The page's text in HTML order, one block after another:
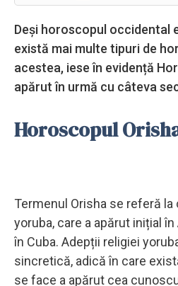
Deși horoscopul occidental
există mai multe tipuri de
acestea, iese în evidență
apărut în urmă cu câteva
Horoscopul
Termenul Orisha se referă la
yoruba, care a apărut inițial
în Cuba. Adepții religiei
sincretică, adică în care
se face a apărut cea